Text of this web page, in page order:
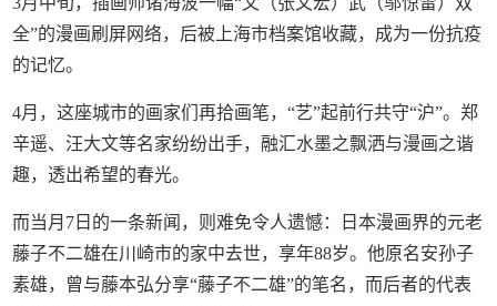
全”的漫画刷屏网络，后被上海市档案馆收藏，成为一份抗疫
的记忆。
4月，这座城市的画家们再拾画笔，“艺”起前行共守“沪”。郑
辛遥、汪大文等名家纷纷出手，融汇水墨之飘洒与漫画之谐
趣，透出希望的春光。
而当月7日的一条新闻，则难免令人遗憾：日本漫画界的元老
藤子不二雄在川崎市的家中去世，享年88岁。他原名安孙子
素雄，曾与藤本弘分享“藤子不二雄”的笔名，而后者的代表